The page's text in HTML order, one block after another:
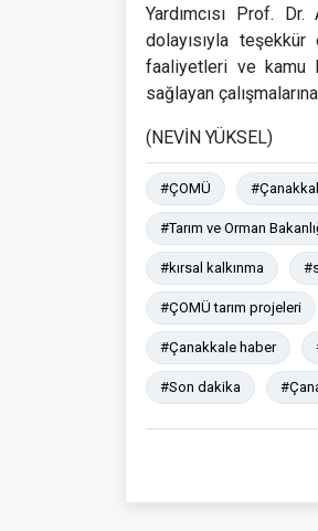
Yardımcısı Prof.
dolayısıyla
faaliyetleri ve kamu
sağlayan
(NEVİN YÜKSEL)
#ÇOMÜ
#Tarım ve Orman
#kırsal kalkınma
#ÇOMÜ tarım projeleri
#Çanakkale haber
#Son dakika